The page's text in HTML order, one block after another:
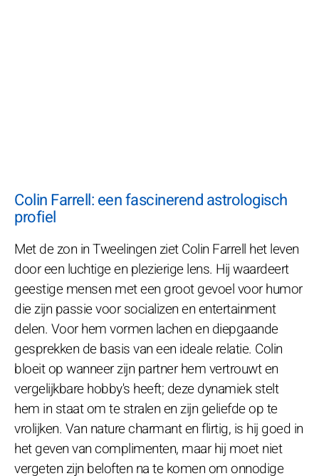
Colin Farrell: een fascinerend astrologisch
profiel
Met de zon in Tweelingen ziet Colin Farrell het leven
door een luchtige en plezierige lens. Hij waardeert
geestige mensen met een groot gevoel voor humor
die zijn passie voor socializen en entertainment
delen. Voor hem vormen lachen en diepgaande
gesprekken de basis van een ideale relatie. Colin
bloeit op wanneer zijn partner hem vertrouwt en
vergelijkbare hobby's heeft; deze dynamiek stelt
hem in staat om te stralen en zijn geliefde op te
vrolijken. Van nature charmant en flirtig, is hij goed in
het geven van complimenten, maar hij moet niet
vergeten zijn beloften na te komen om onnodige